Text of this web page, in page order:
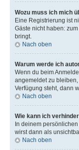
Wozu muss ich mich
Eine Registrierung ist
Gäste nicht haben:
bringt.
Nach oben
Warum werde ich
Wenn du beim
angemeldet zu
Verfügung steht, dann
Nach oben
Wie kann ich
In deinem
wirst dann als
Nach oben